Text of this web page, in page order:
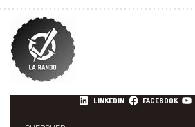
LINKEDIN FACEBOOK